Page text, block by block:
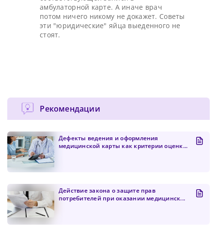
амбулаторной карте. А иначе врач
потом ничего никому не докажет. Советы
эти "юридические" яйца выеденного не
стоят.
Рекомендации
Дефекты ведения и оформления
медицинской карты как критерии оценк...
Действие закона о защите прав
потребителей при оказании медицинск...